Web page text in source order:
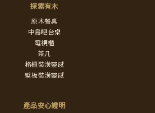
探索有木
原木餐桌
中島吧台桌
電視櫃
茶几
格柵裝潢靈感
壁板裝潢靈感
產品安心證明